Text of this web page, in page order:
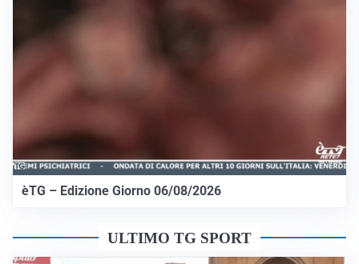
èTG – Edizione Giorno 06/08/2026
ULTIMO TG SPORT